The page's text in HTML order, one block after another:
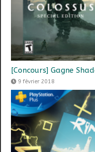
[Concours] Gagne
9 février 2018